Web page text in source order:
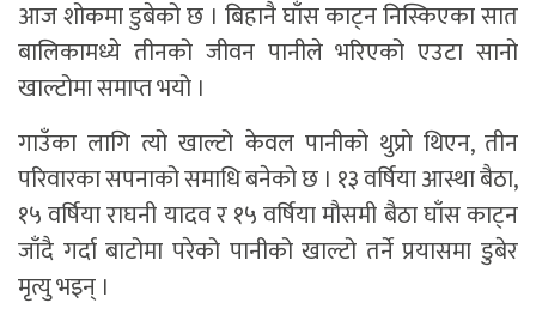
आज शोकमा डुबेको छ । बिहानै घाँस काट्न निस्किएका सात
बालिकामध्ये तीनको जीवन पानीले भरिएको एउटा सानो
खाल्टोमा समाप्त भयो ।
गाउँका लागि त्यो खाल्टो केवल पानीको थुप्रो थिएन, तीन
परिवारका सपनाको समाधि बनेको छ । १३ वर्षिया आस्था बैठा,
१५ वर्षिया राघनी यादव र १५ वर्षिया मौसमी बैठा घाँस काट्न
जाँदै गर्दा बाटोमा परेको पानीको खाल्टो तर्ने प्रयासमा डुबेर
मृत्यु भइन् ।